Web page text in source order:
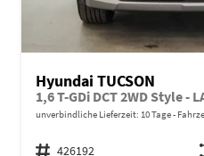
Hyundai TUCSON
1,6 T-GDi DCT 2WD Style -
unverbindliche Lieferzeit: 10 Tage
Fahrzeugnr. 426192